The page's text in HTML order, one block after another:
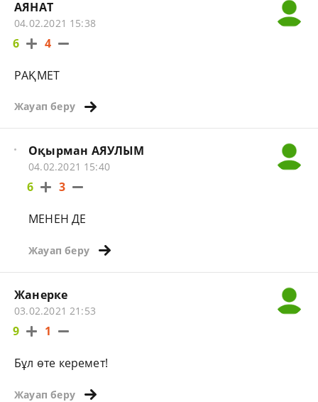
АЯНАТ
04.02.2021 15:38
6 4
РАҚМЕТ
Жауап беру
Оқырман АЯУЛЫМ
04.02.2021 15:40
6 3
МЕНЕН ДЕ
Жауап беру
Жанерке
03.02.2021 21:53
9 1
Бұл өте керемет!
Жауап беру